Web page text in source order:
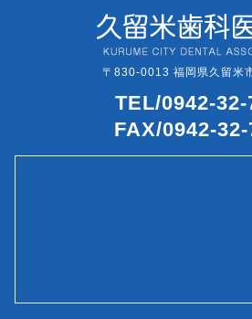
〒830-0013 福岡県久留米
TEL/0942-32-
FAX/0942-